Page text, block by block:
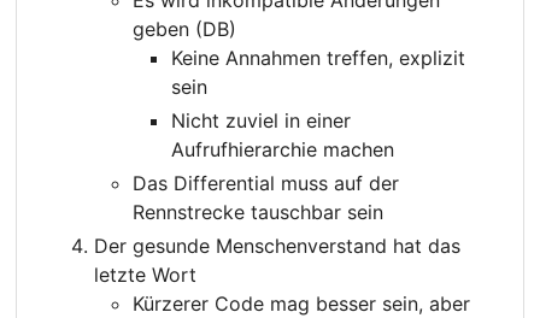
geben (DB)
Keine Annahmen treffen, explizit
sein
Nicht zuviel in einer
Aufrufhierarchie machen
Das Differential muss auf der
Rennstrecke tauschbar sein
Der gesunde Menschenverstand hat das
letzte Wort
Kürzerer Code mag besser sein, aber